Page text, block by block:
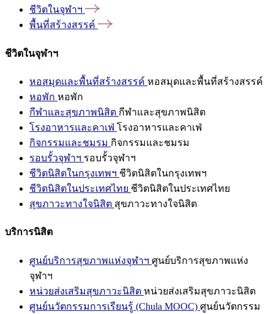
ชีวิตในจุฬาฯ
พื้นที่สร้างสรรค์
ชีวิตในจุฬาฯ
หอสมุดและพื้นที่สร้างสรรค์ หอสมุดและพื้นที่สร้างสรรค์
หอพัก หอพัก
กีฬาและสุขภาพนิสิต กีฬาและสุขภาพนิสิต
โรงอาหารและคาเฟ่ โรงอาหารและคาเฟ่
กิจกรรมและชมรม กิจกรรมและชมรม
รอบรั้วจุฬาฯ รอบรั้วจุฬาฯ
ชีวิตนิสิตในกรุงเทพฯ ชีวิตนิสิตในกรุงเทพฯ
ชีวิตนิสิตในประเทศไทย ชีวิตนิสิตในประเทศไทย
สุขภาวะทางใจนิสิต สุขภาวะทางใจนิสิต
บริการนิสิต
ศูนย์บริการสุขภาพแห่งจุฬาฯ ศูนย์บริการสุขภาพแห่ง
จุฬาฯ
หน่วยส่งเสริมสุขภาวะนิสิต หน่วยส่งเสริมสุขภาวะนิสิต
ศูนย์นวัตกรรมการเรียนรู้ (Chula MOOC) ศูนย์นวัตกรรม